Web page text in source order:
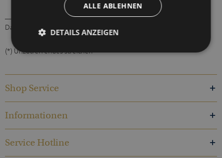
_________________________
Datum
(*) Unzutreffendes streichen
Shop Service
Informationen
Service Hotline
ALLE ABLEHNEN
DETAILS ANZEIGEN